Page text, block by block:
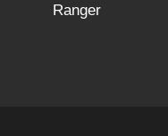
Ranger